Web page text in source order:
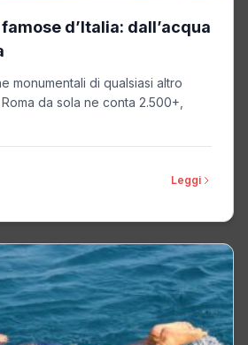
d’Italia: dall’acqua
monumentali di qualsiasi altro
da sola ne conta 2.500+,
Leggi